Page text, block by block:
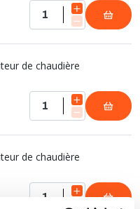
de chaudière
de chaudière